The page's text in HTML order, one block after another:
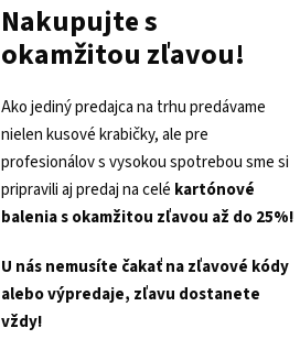
Nakupujte s
okamžitou zľavou!
Ako jediný predajca na trhu predávame
nielen kusové krabičky, ale pre
profesionálov s vysokou spotrebou sme si
pripravili aj predaj na celé kartónové
balenia sokamžitou zľavou až do 25%!
U nás nemusíte čakať na zľavové kódy
alebo výpredaje, zľavu dostanete
vždy!